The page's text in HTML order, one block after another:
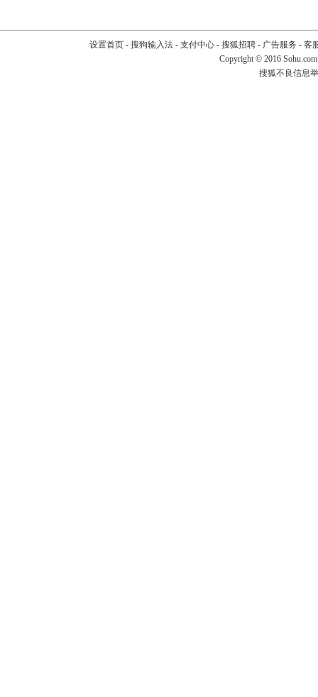
设置首页- 搜狗输入法- 支付中心- 搜狐招聘- 广告服务 - 客
Copyright © 2016
搜狐不良信息